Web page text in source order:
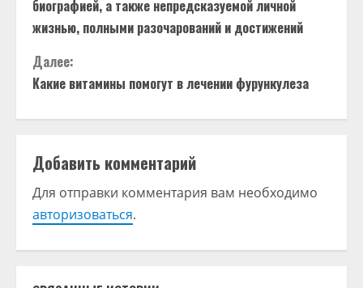
о
д
о
л
ж
и
т
ь
биографией, а также непредсказуемой личной
жизнью, полными разочарований и достижений
Далее:
Какие витамины помогут в лечении фурункулеза
Добавить комментарий
Для отправки комментария вам необходимо
авторизоваться.